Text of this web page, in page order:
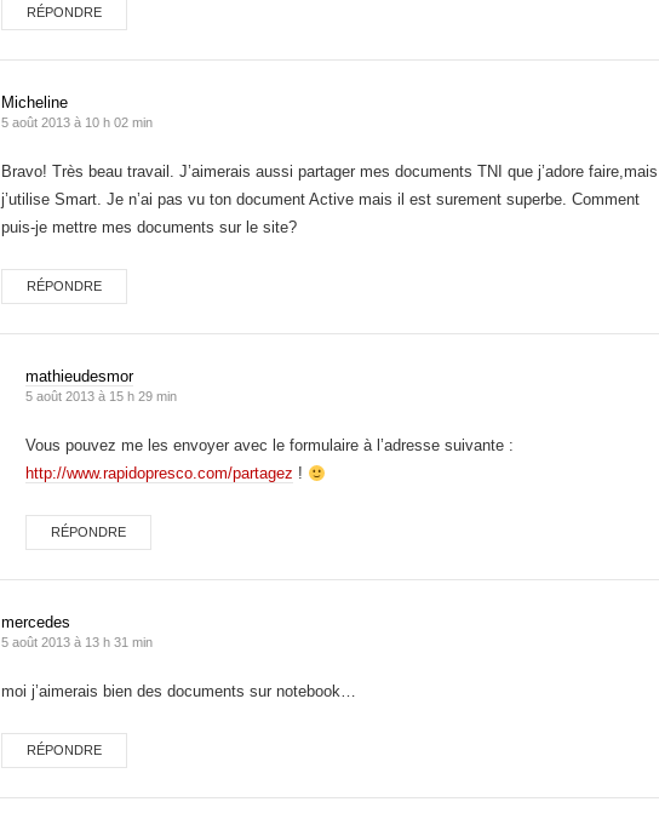
RÉPONDRE
Micheline
5 août 2013 à 10 h 02 min
Bravo! Très beau travail. J’aimerais aussi partager mes documents TNI que j’adore faire,mais
j’utilise Smart. Je n’ai pas vu ton document Active mais il est surement superbe. Comment
puis-je mettre mes documents sur le site?
RÉPONDRE
mathieudesmor
5 août 2013 à 15 h 29 min
Vous pouvez me les envoyer avec le formulaire à l’adresse suivante :
http://www.rapidopresco.com/partagez !
RÉPONDRE
mercedes
5 août 2013 à 13 h 31 min
moi j’aimerais bien des documents sur notebook…
RÉPONDRE